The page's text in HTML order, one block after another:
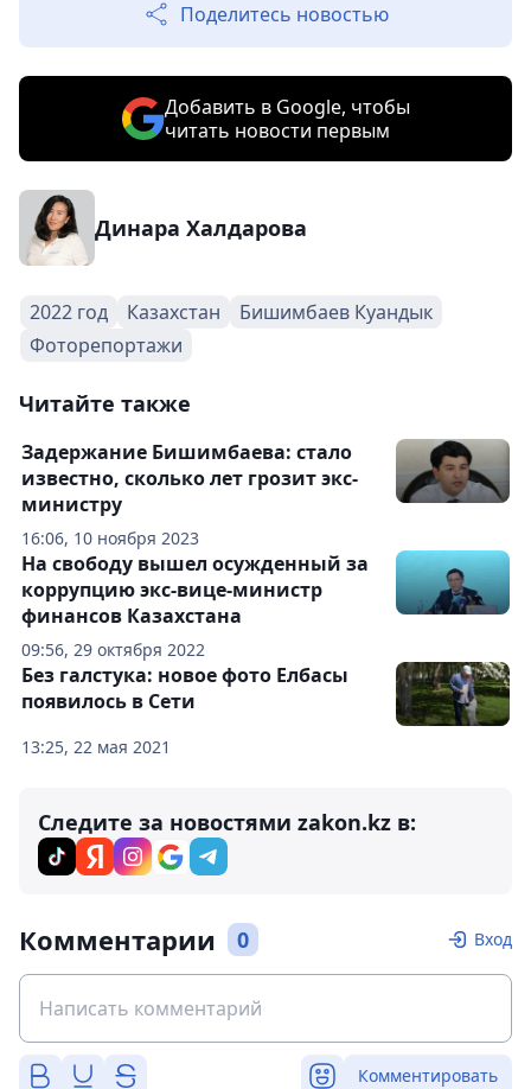
Поделитесь новостью
Добавить в Google, чтобы
читать новости первым
Динара Халдарова
2022 год Казахстан
Бишимбаев Куандык
Фоторепортажи
Читайте также
16:06, 10 ноября 2023
Задержание Бишимбаева: стало
известно, сколько лет грозит экс-
министру
09:56, 29 октября 2022
На свободу вышел осужденный за
коррупцию экс-вице-министр
финансов Казахстана
13:25, 22 мая 2021
Без галстука: новое фото Елбасы
появилось в Сети
Следите за новостями zakon.kz в:
Комментарии 0 Вход
Комментировать